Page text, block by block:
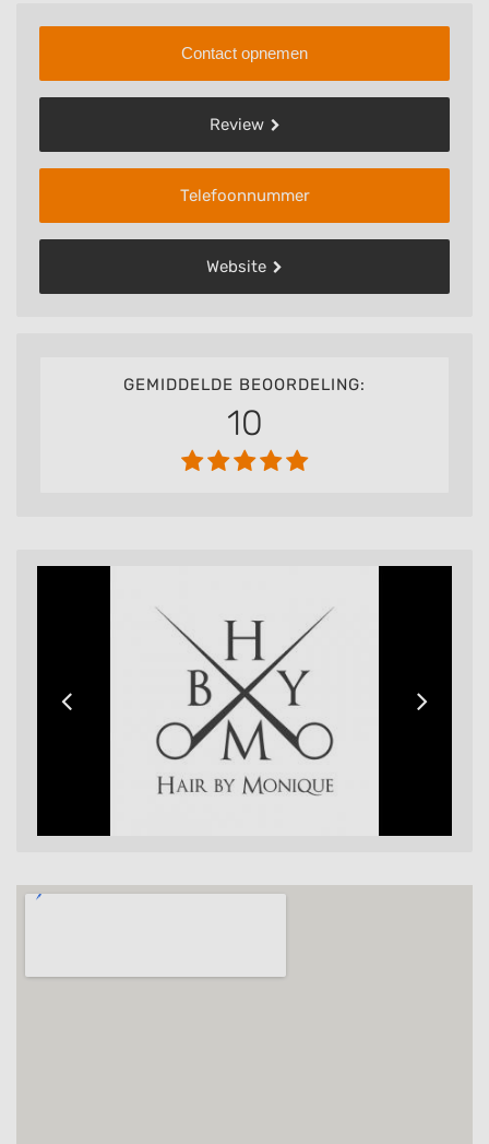
Contact opnemen
Review
Telefoonnummer
Website
GEMIDDELDE BEOORDELING:
10